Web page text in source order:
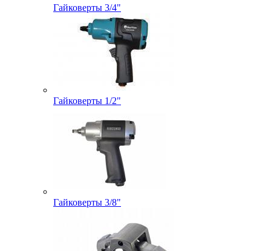
Гайковерты 3/4"
Гайковерты 1/2"
Гайковерты 3/8"